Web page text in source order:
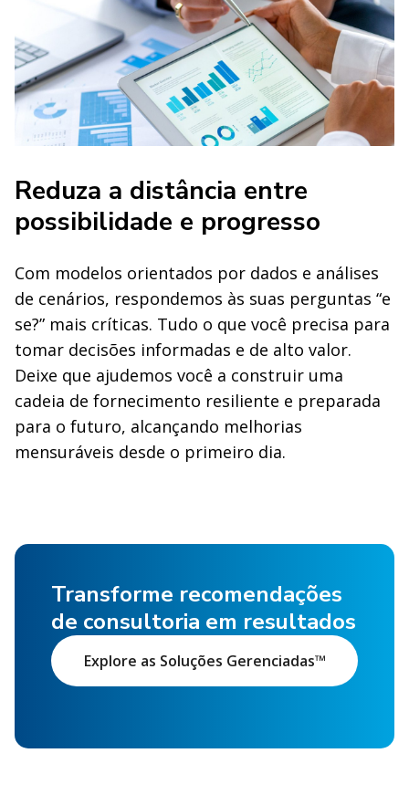
Reduza a distância entre
possibilidade e progresso
Com modelos orientados por dados e análises
de cenários, respondemos às suas perguntas “e
se?” mais críticas. Tudo o que você precisa para
tomar decisões informadas e de alto valor.
Deixe que ajudemos você a construir uma
cadeia de fornecimento resiliente e preparada
para o futuro, alcançando melhorias
mensuráveis desde o primeiro dia.
Transforme recomendações
de consultoria em resultados
Explore as Soluções Gerenciadas™